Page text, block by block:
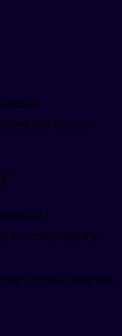
the bacon."
niño).
la comunidad y
helped raise me.